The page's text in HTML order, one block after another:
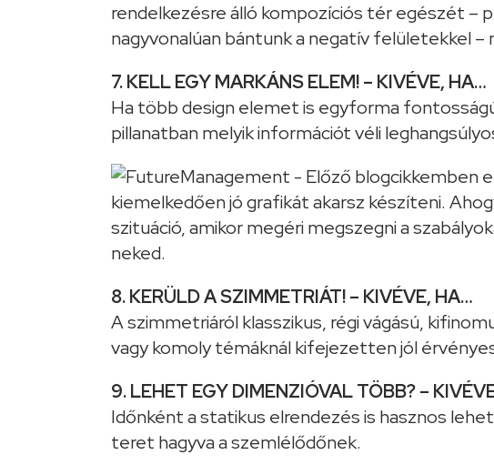
rendelkezésre álló kompozíciós tér egészét –
nagyvonalúan bántunk a negatív felületekkel
7. KELL EGY MARKÁNS ELEM! – KIVÉVE, HA…
Ha több design elemet is egyforma
pillanatban melyik információt véli
8. KERÜLD A SZIMMETRIÁT! – KIVÉVE, HA…
A szimmetriáról klasszikus, régi vágású,
vagy komoly témáknál kifejezetten jól
9. LEHET EGY DIMENZIÓVAL TÖBB? –
Időnként a statikus elrendezés is hasznos
teret hagyva a szemlélődőnek.